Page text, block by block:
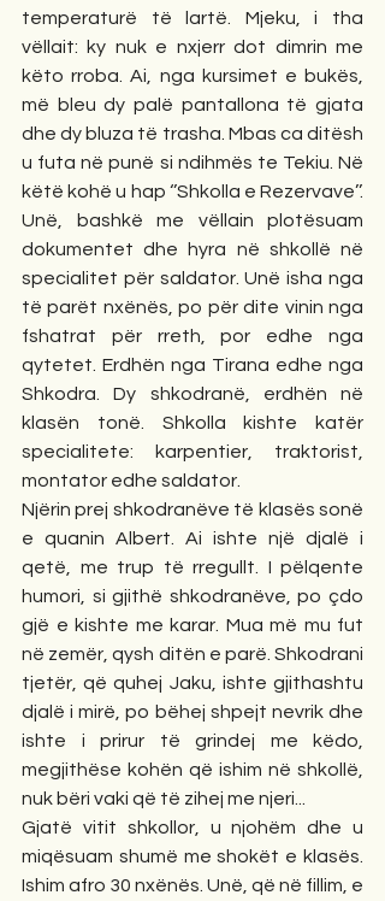
temperaturë të lartë. Mjeku, i tha
vëllait: ky nuk e nxjerr dot dimrin me
këto rroba. Ai, nga kursimet e bukës,
më bleu dy palë pantallona të gjata
dhe dy bluza të trasha. Mbas ca ditësh
u futa në punë si ndihmës te Tekiu. Në
këtë kohë u hap ‘’Shkolla e Rezervave’’.
Unë, bashkë me vëllain plotësuam
dokumentet dhe hyra në shkollë në
specialitet për saldator. Unë isha nga
të parët nxënës, po për dite vinin nga
fshatrat për rreth, por edhe nga
qytetet. Erdhën nga Tirana edhe nga
Shkodra. Dy shkodranë, erdhën në
klasën tonë. Shkolla kishte katër
specialitete: karpentier, traktorist,
montator edhe saldator.
Njërin prej shkodranëve të klasës sonë
e quanin Albert. Ai ishte një djalë i
qetë, me trup të rregullt. I pëlqente
humori, si gjithë shkodranëve, po çdo
gjë e kishte me karar. Mua më mu fut
në zemër, qysh ditën e parë. Shkodrani
tjetër, që quhej Jaku, ishte gjithashtu
djalë i mirë, po bëhej shpejt nevrik dhe
ishte i prirur të grindej me këdo,
megjithëse kohën që ishim në shkollë,
nuk bëri vaki që të zihej me njeri...
Gjatë vitit shkollor, u njohëm dhe u
miqësuam shumë me shokët e klasës.
Ishim afro 30 nxënës. Unë, që në fillim, e